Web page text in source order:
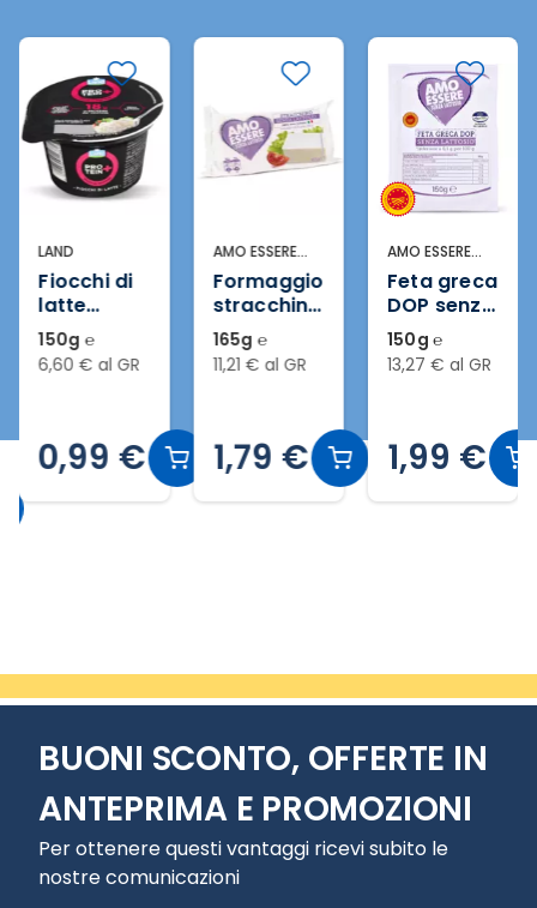
LAND
Fiocchi di
latte
proteici
150g ℮
6,60 € al GR
0,99 €
AMO ESSERE
SENZA
LATTOSIO
Formaggio
stracchino
senza
lattosio
165g ℮
11,21 € al GR
1,79 €
AMO ESSERE
SENZA
LATTOSIO
Feta greca
DOP senza
lattosio*
150g ℮
13,27 € al GR
1,99 €
BUONI SCONTO, OFFERTE IN
ANTEPRIMA E PROMOZIONI
Per ottenere questi vantaggi ricevi subito le
nostre comunicazioni